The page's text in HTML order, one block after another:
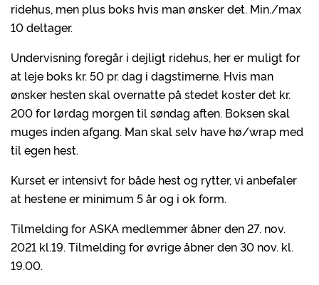
ridehus, men plus boks hvis man ønsker det. Min./max
10 deltager.
Undervisning foregår i dejligt ridehus, her er muligt for
at leje boks kr. 50 pr. dag i dagstimerne. Hvis man
ønsker hesten skal overnatte på stedet koster det kr.
200 for lørdag morgen til søndag aften. Boksen skal
muges inden afgang. Man skal selv have hø/wrap med
til egen hest.
Kurset er intensivt for både hest og rytter, vi anbefaler
at hestene er minimum 5 år og i ok form.
Tilmelding for ASKA medlemmer åbner den 27. nov.
2021 kl.19. Tilmelding for øvrige åbner den 30 nov. kl.
19.00.